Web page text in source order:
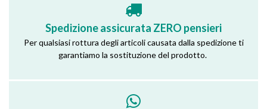
Spedizione assicurata ZERO pensieri
Per qualsiasi rottura degli articoli causata dalla spedizione ti
garantiamo la sostituzione del prodotto.